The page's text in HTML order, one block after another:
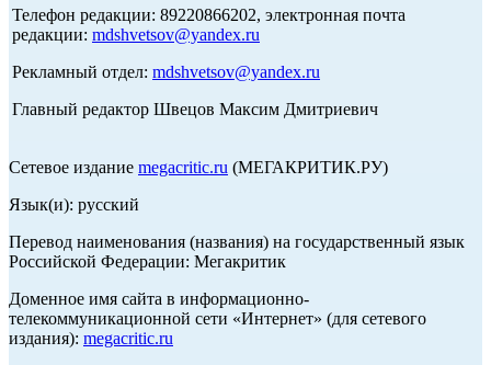
Телефон редакции: 89220866202, электронная почта
редакции: mdshvetsov@yandex.ru
Рекламный отдел: mdshvetsov@yandex.ru
Главный редактор Швецов Максим Дмитриевич
Сетевое издание megacritic.ru (МЕГАКРИТИК.РУ)
Язык(и): русский
Перевод наименования (названия) на государственный язык
Российской Федерации: Мегакритик
Доменное имя сайта в информационно-
телекоммуникационной сети «Интернет» (для сетевого
издания): megacritic.ru